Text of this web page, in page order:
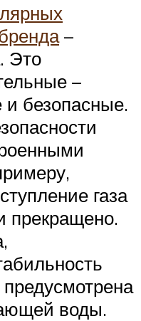
–
Это
–
безопасные.
газа
прекращено.
воды.